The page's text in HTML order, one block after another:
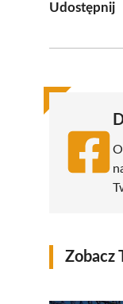
Udostępnij
Zobacz